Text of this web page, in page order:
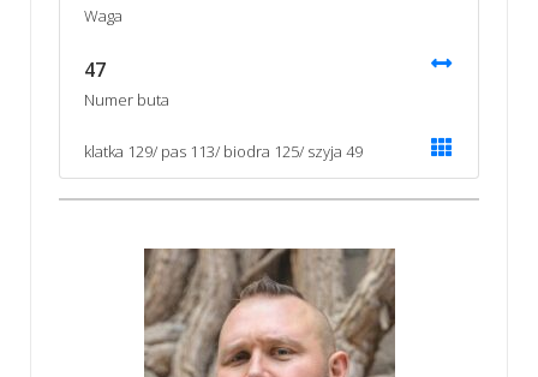
Waga
47
Numer buta
klatka 129/ pas 113/ biodra 125/ szyja 49